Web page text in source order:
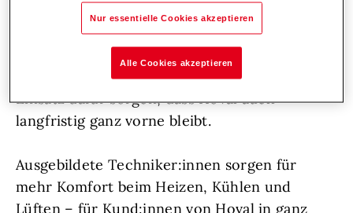
Unterstützung: hemdsärmelige
Persönlichkeiten, die sich voller Herzblut um
ihre Aufgaben kümmern, frische Impulse
setzen und durch ihren vorausschauenden
Einsatz dafür sorgen, dass Hoval auch
langfristig ganz vorne bleibt.
Ausgebildete Techniker:innen sorgen für
mehr Komfort beim Heizen, Kühlen und
Lüften – für Kund:innen von Hoval in ganz
Nur essentielle Cookies akzeptieren
Alle Cookies akzeptieren